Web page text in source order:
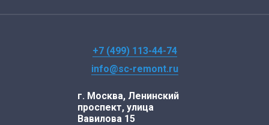
+7 (499) 113-44-74
info@sc-remont.ru
г. Москва, Ленинский
проспект, улица
Вавилова 15